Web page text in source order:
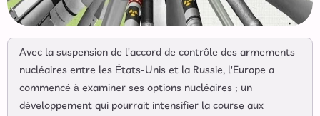
Avec la suspension de l'accord de contrôle des armements
nucléaires entre les États-Unis et la Russie, l'Europe a
commencé à examiner ses options nucléaires ; un
développement qui pourrait intensifier la course aux